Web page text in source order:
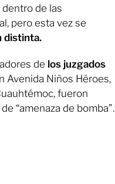
de las
pero esta vez se
distinta.
de los juzgados
Avenida Niños Héroes,
fueron
“amenaza de bomba”.